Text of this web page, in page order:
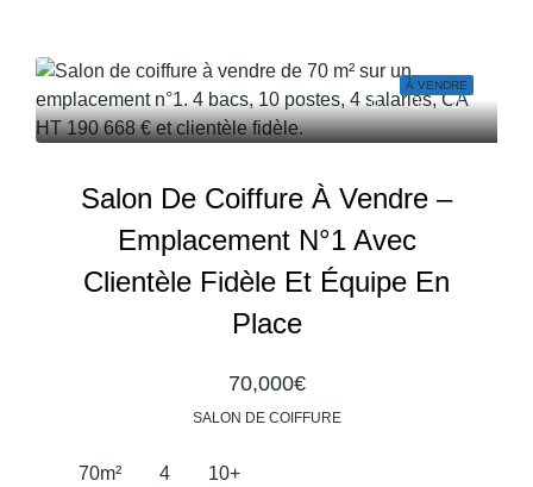
À VENDRE
Salon De Coiffure À Vendre –
Emplacement N°1 Avec
Clientèle Fidèle Et Équipe En
Place
70,000€
SALON DE COIFFURE
70m² 4 10+